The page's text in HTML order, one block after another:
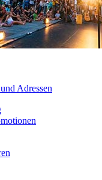
Adressen